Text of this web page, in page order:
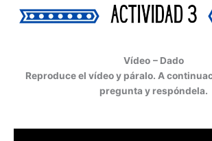
Vídeo – Dado
Reproduce el vídeo y páralo. A
pregunta y respóndela.